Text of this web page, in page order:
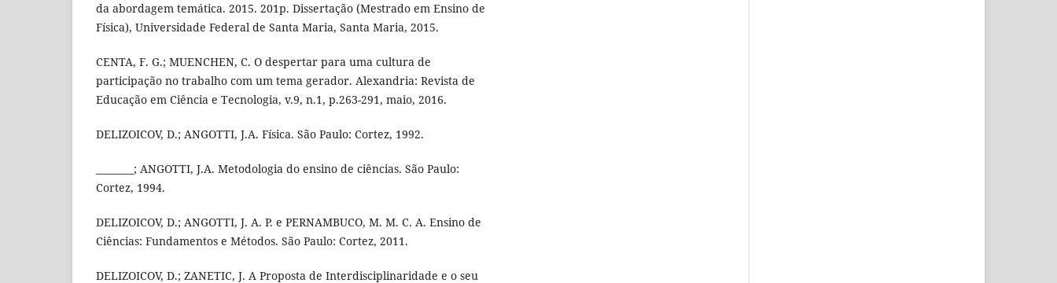
da abordagem temática. 2015. 201p. Dissertação (Mestrado em Ensino de
Fí­sica), Universidade Federal de Santa Maria, Santa Maria, 2015.
CENTA, F. G.; MUENCHEN, C. O despertar para uma cultura de
participação no trabalho com um tema gerador. Alexandria: Revista de
Educação em Ciência e Tecnologia, v.9, n.1, p.263-291, maio, 2016.
DELIZOICOV, D.; ANGOTTI, J.A. Fí­sica. São Paulo: Cortez, 1992.
________; ANGOTTI, J.A. Metodologia do ensino de ciências. São Paulo:
Cortez, 1994.
DELIZOICOV, D.; ANGOTTI, J. A. P. e PERNAMBUCO, M. M. C. A. Ensino de
Ciências: Fundamentos e Métodos. São Paulo: Cortez, 2011.
DELIZOICOV, D.; ZANETIC, J. A Proposta de Interdisciplinaridade e o seu